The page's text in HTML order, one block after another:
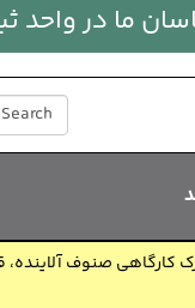
ما در
SEARCH
کارگاهی صنوف